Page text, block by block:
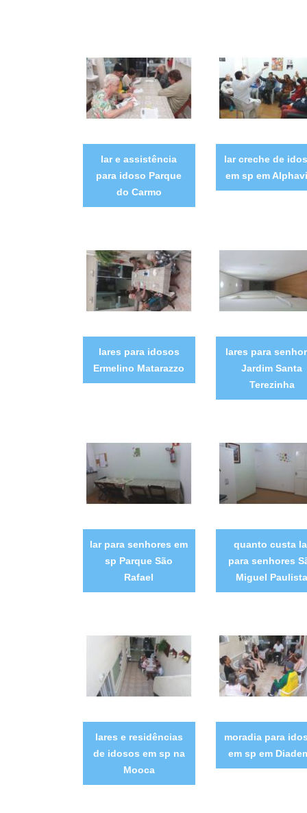
lar e assistência
para idoso Parque
do Carmo
lar creche de
em sp em
lares para idosos
Ermelino Matarazzo
lares para
Jardim Santa
Terezinha
lar para senhores em
sp Parque São
Rafael
quanto custa
para senhores
Miguel Paulista
lares e residências
de idosos em sp na
Mooca
moradia para
em sp em